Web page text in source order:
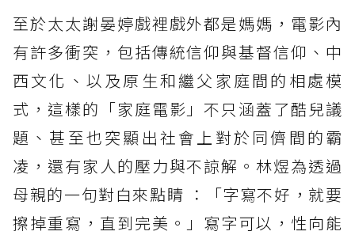
至於太太謝晏婷戲裡戲外都是媽媽，電影內
有許多衝突，包括傳統信仰與基督信仰、中
西文化、以及原生和繼父家庭間的相處模
式，這樣的「家庭電影」不只涵蓋了酷兒議
題、甚至也突顯出社會上對於同儕間的霸
凌，還有家人的壓力與不諒解。林煜為透過
母親的一句對白來點睛 ：「字寫不好，就要
擦掉重寫，直到完美。」寫字可以，性向能